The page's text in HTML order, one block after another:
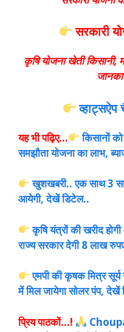
सरकारी
कृषि योजना खेती
यह भी पढ़िए…
किसानों
समझौता योजना का लाभ,
खुशखबरी.. एक साथ 3
आयेगी, देखें डिटेल..
कृषि यंत्रों की खरीद
राज्य सरकार देगी 8 लाख
एमपी की कृषक मित्र
में मिल जायेगा सोलर पंप,
प्रिय पाठकों…!